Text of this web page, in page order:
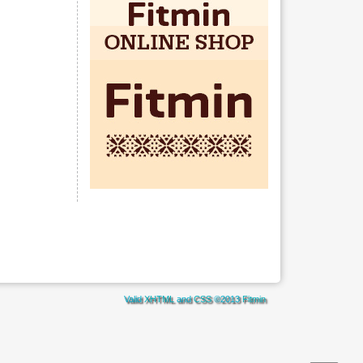
ValidXHTML andCSS©2013Fitmin